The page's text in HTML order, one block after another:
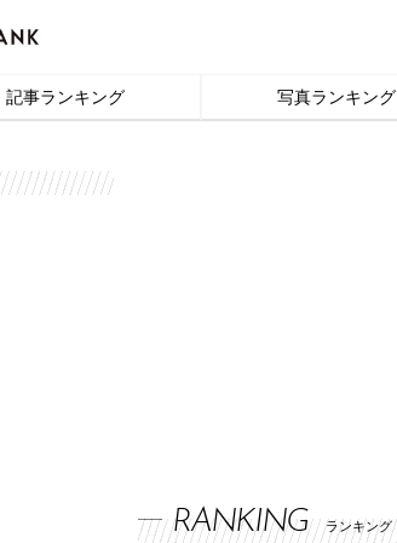
記事ランキング 写真ランキング
RANKING ランキング